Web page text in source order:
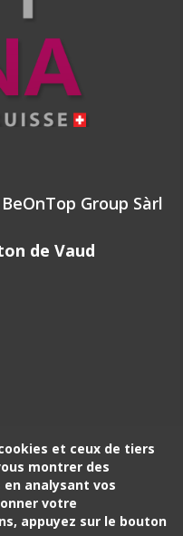
et ceux de tiers
montrer des
analysant vos
votre
appuyez sur le bouton
Group Sàrl
de Vaud